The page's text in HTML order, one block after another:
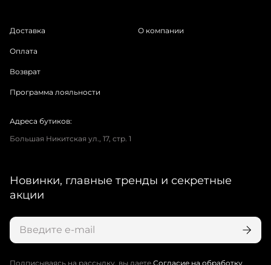
Доставка
Оплата
Возврат
Программа лояльности
О компании
Адреса бутиков:
Большая Никитская ул., 17, стр. 1
Новинки, главные тренды и секретные
акции
Подписываясь на рассылку, вы даете Согласие на обработку